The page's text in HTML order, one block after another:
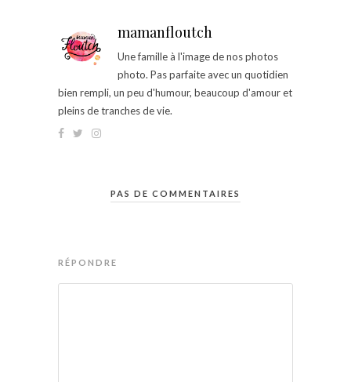
mamanfloutch
Une famille à l'image de nos photos
photo. Pas parfaite avec un quotidien
bien rempli, un peu d'humour, beaucoup d'amour et
pleins de tranches de vie.
PAS DE COMMENTAIRES
RÉPONDRE